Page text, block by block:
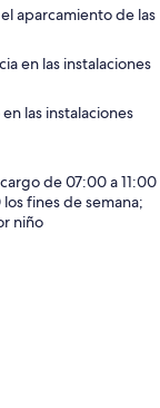
aparcamiento de las
en las instalaciones
las instalaciones
de 07:00 a 11:00
fines de semana;
niño